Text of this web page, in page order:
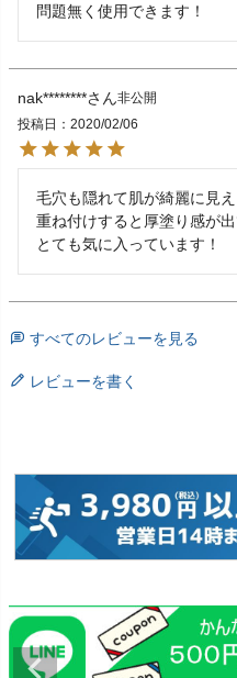
問題無く使用できます！
nak********
非公開
投稿日
2020/02/06
毛穴も隠れて肌が綺麗に見え
重ね付けすると厚塗り感が出
とても気に入っています！
すべてのレビューを見る
レビューを書く